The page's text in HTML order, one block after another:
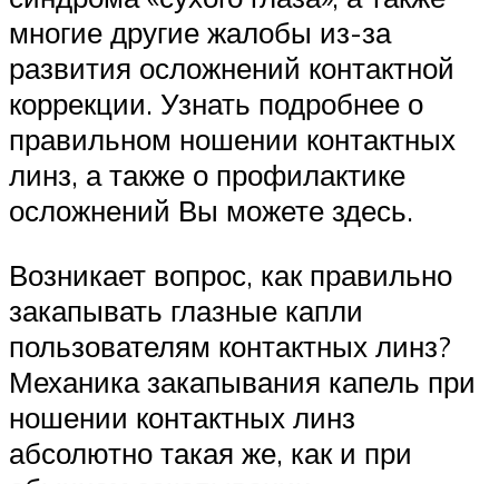
многие другие жалобы из-за
развития осложнений контактной
коррекции. Узнать подробнее о
правильном ношении контактных
линз, а также о профилактике
осложнений Вы можете здесь.
Возникает вопрос, как правильно
закапывать глазные капли
пользователям контактных линз?
Механика закапывания капель при
ношении контактных линз
абсолютно такая же, как и при